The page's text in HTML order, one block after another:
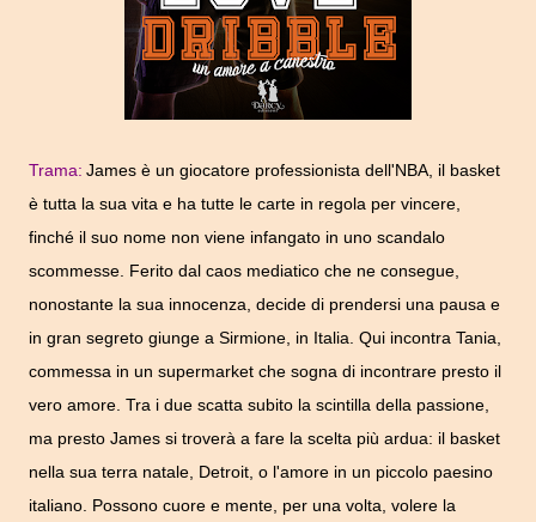
Trama: James è un giocatore professionista dell'NBA, il basket
è tutta la sua vita e ha tutte le carte in regola per vincere,
finché il suo nome non viene infangato in uno scandalo
scommesse. Ferito dal caos mediatico che ne consegue,
nonostante la sua innocenza, decide di prendersi una pausa e
in gran segreto giunge a Sirmione, in Italia. Qui incontra Tania,
commessa in un supermarket che sogna di incontrare presto il
vero amore. Tra i due scatta subito la scintilla della passione,
ma presto James si troverà a fare la scelta più ardua: il basket
nella sua terra natale, Detroit, o l'amore in un piccolo paesino
italiano. Possono cuore e mente, per una volta, volere la